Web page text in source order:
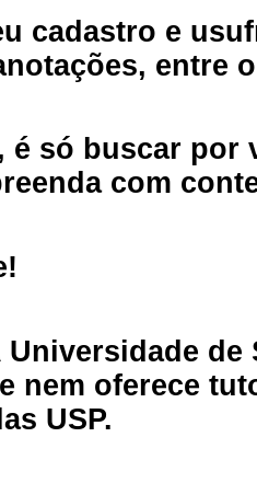
cadastro e
entre
é só buscar por
com
Universidade
nem oferece
USP.